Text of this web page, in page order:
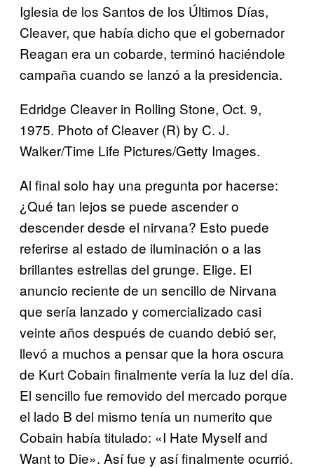
Iglesia de los Santos de los Últimos Días,
Cleaver, que había dicho que el gobernador
Reagan era un cobarde, terminó haciéndole
campaña cuando se lanzó a la presidencia.
Edridge Cleaver in Rolling Stone, Oct. 9,
1975. Photo of Cleaver (R) by C. J.
Walker/Time Life Pictures/Getty Images.
Al final solo hay una pregunta por hacerse:
¿Qué tan lejos se puede ascender o
descender desde el nirvana? Esto puede
referirse al estado de iluminación o a las
brillantes estrellas del grunge. Elige. El
anuncio reciente de un sencillo de Nirvana
que sería lanzado y comercializado casi
veinte años después de cuando debió ser,
llevó a muchos a pensar que la hora oscura
de Kurt Cobain finalmente vería la luz del día.
El sencillo fue removido del mercado porque
el lado B del mismo tenía un numerito que
Cobain había titulado: «I Hate Myself and
Want to Die». Así fue y así finalmente ocurrió.